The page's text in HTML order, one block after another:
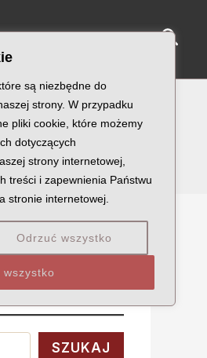
są niezbędne do
strony. W przypadku
pliki cookie, które możemy
dotyczących
strony internetowej,
treści i zapewnienia Państwu
stronie internetowej.
Odrzuć wszystko
SZUKAJ